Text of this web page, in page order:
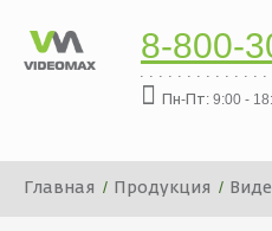
8-800-
Пн-Пт: 9:00 -
Главная Продукция